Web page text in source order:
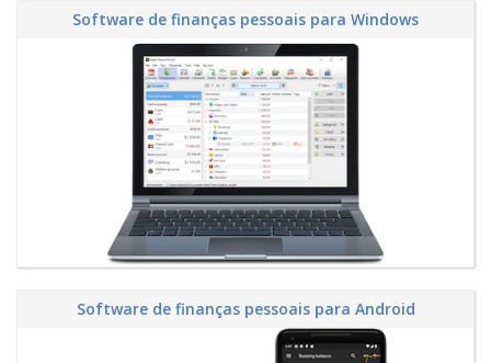
Software de finanças pessoais para Windows
Software de finanças pessoais para Android